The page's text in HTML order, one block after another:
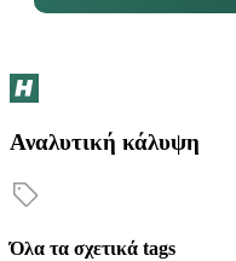
Αναλυτική κάλυψη
Όλα τα σχετικά tags